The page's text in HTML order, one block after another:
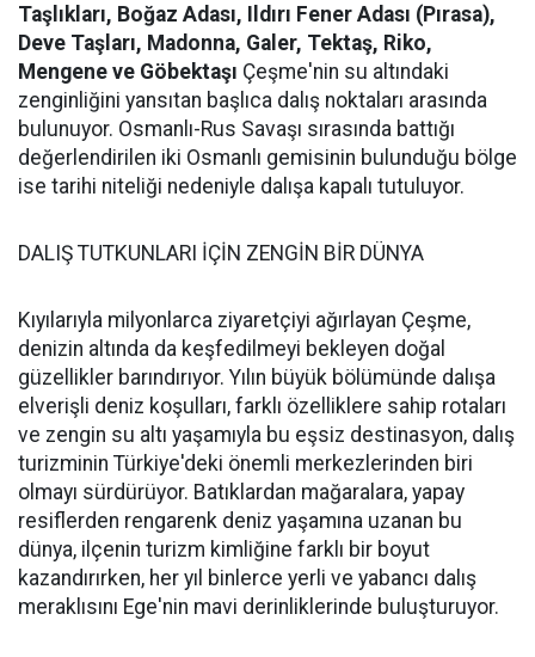
Taşlıkları, Boğaz Adası, Ildırı Fener Adası (Pırasa),
Deve Taşları, Madonna, Galer, Tektaş, Riko,
Mengene ve Göbektaşı Çeşme'nin su altındaki
zenginliğini yansıtan başlıca dalış noktaları arasında
bulunuyor. Osmanlı-Rus Savaşı sırasında battığı
değerlendirilen iki Osmanlı gemisinin bulunduğu bölge
ise tarihi niteliği nedeniyle dalışa kapalı tutuluyor.
DALIŞ TUTKUNLARI İÇİN ZENGİN BİR DÜNYA
Kıyılarıyla milyonlarca ziyaretçiyi ağırlayan Çeşme,
denizin altında da keşfedilmeyi bekleyen doğal
güzellikler barındırıyor. Yılın büyük bölümünde dalışa
elverişli deniz koşulları, farklı özelliklere sahip rotaları
ve zengin su altı yaşamıyla bu eşsiz destinasyon, dalış
turizminin Türkiye'deki önemli merkezlerinden biri
olmayı sürdürüyor. Batıklardan mağaralara, yapay
resiflerden rengarenk deniz yaşamına uzanan bu
dünya, ilçenin turizm kimliğine farklı bir boyut
kazandırırken, her yıl binlerce yerli ve yabancı dalış
meraklısını Ege'nin mavi derinliklerinde buluşturuyor.